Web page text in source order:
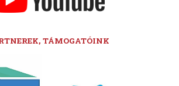
TÁMOGATÓINK